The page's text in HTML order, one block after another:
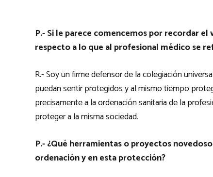
P.- Si le parece comencemos por recordar
respecto a lo que al profesional médico se
R.- Soy un firme defensor de la colegiación
puedan sentir protegidos y al mismo tiempo
precisamente a la ordenación sanitaria de la
proteger a la misma sociedad.
P.- ¿Qué herramientas o proyectos
ordenación y en esta protección?